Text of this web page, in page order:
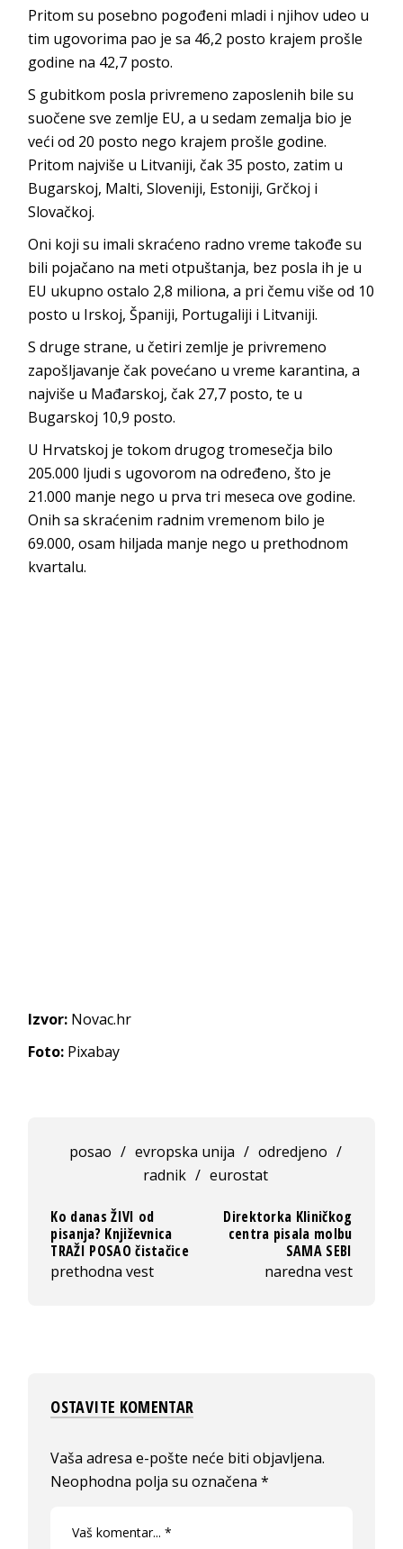
Pritom su posebno pogođeni mladi i njihov udeo u
tim ugovorima pao je sa 46,2 posto krajem prošle
godine na 42,7 posto.
S gubitkom posla privremeno zaposlenih bile su
suočene sve zemlje EU, a u sedam zemalja bio je
veći od 20 posto nego krajem prošle godine.
Pritom najviše u Litvaniji, čak 35 posto, zatim u
Bugarskoj, Malti, Sloveniji, Estoniji, Grčkoj i
Slovačkoj.
Oni koji su imali skraćeno radno vreme takođe su
bili pojačano na meti otpuštanja, bez posla ih je u
EU ukupno ostalo 2,8 miliona, a pri čemu više od 10
posto u Irskoj, Španiji, Portugaliji i Litvaniji.
S druge strane, u četiri zemlje je privremeno
zapošljavanje čak povećano u vreme karantina, a
najviše u Mađarskoj, čak 27,7 posto, te u
Bugarskoj 10,9 posto.
U Hrvatskoj je tokom drugog tromesečja bilo
205.000 ljudi s ugovorom na određeno, što je
21.000 manje nego u prva tri meseca ove godine.
Onih sa skraćenim radnim vremenom bilo je
69.000, osam hiljada manje nego u prethodnom
kvartalu.
Izvor: Novac.hr
Foto: Pixabay
posao / evropska unija / odredjeno /
radnik / eurostat
Ko danas ŽIVI od
pisanja? Književnica
TRAŽI POSAO čistačice
prethodna vest
Direktorka Kliničkog
centra pisala molbu
SAMA SEBI
naredna vest
OSTAVITE KOMENTAR
Vaša adresa e-pošte neće biti objavljena.
Neophodna polja su označena*